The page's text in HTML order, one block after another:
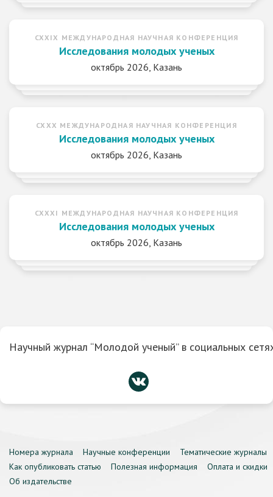
CXXIX МЕЖДУНАРОДНАЯ НАУЧНАЯ КОНФЕРЕНЦИЯ
Исследования молодых ученых
октябрь 2026, Казань
CXXX МЕЖДУНАРОДНАЯ НАУЧНАЯ КОНФЕРЕНЦИЯ
Исследования молодых ученых
октябрь 2026, Казань
CXXXI МЕЖДУНАРОДНАЯ НАУЧНАЯ КОНФЕРЕНЦИЯ
Исследования молодых ученых
октябрь 2026, Казань
Научный журнал “Молодой ученый” в социальных
Номера журнала Научные конференции
Тематические журналы
Как опубликовать статью
Полезная информация
Оплата и скидки
Об издательстве